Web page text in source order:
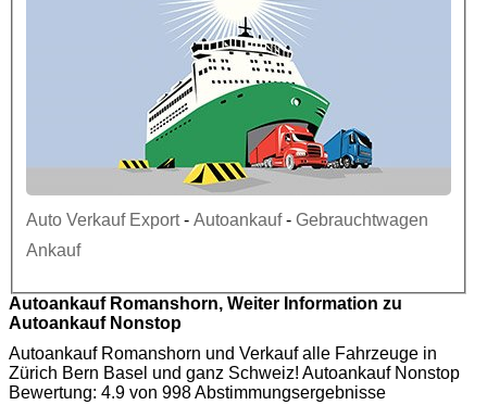
Auto Verkauf Export- Autoankauf- Gebrauchtwagen
Ankauf
Autoankauf Romanshorn, Weiter Information zu
Autoankauf Nonstop
Autoankauf Romanshorn und Verkauf alle Fahrzeuge in
Zürich Bern Basel und ganz Schweiz! Autoankauf Nonstop
Bewertung: 4.9 von 998 Abstimmungsergebnisse